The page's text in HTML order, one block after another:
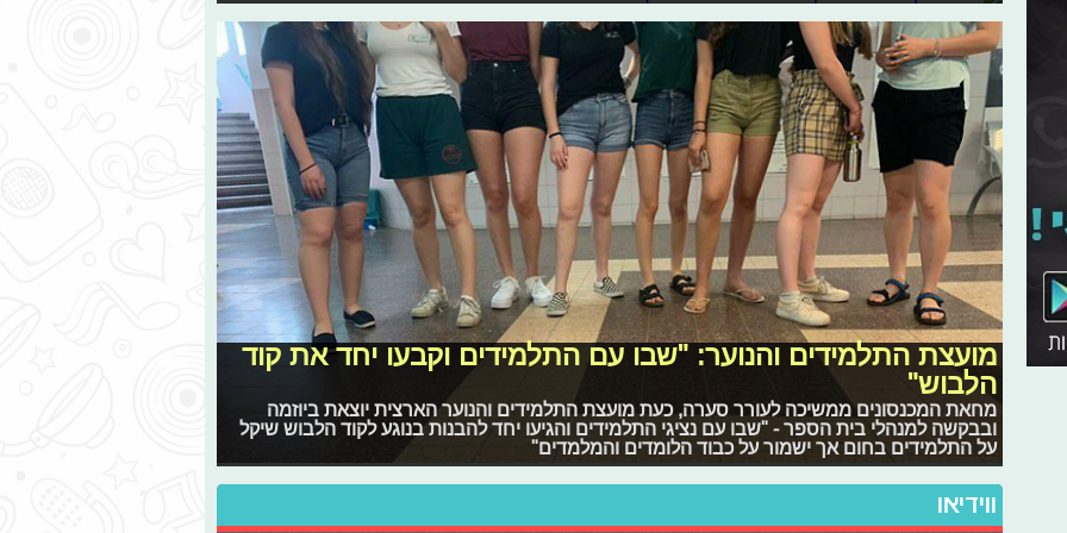
מועצת התלמידים והנוער: "שבו עם התלמידים וקבעו יחד את קוד
הלבוש"
מחאת המכנסונים ממשיכה לעורר סערה, כעת מועצת התלמידים והנוער הארצית יוצאת ביוזמה
ובבקשה למנהלי בית הספר - "שבו עם נציגי התלמידים והגיעו יחד להבנות בנוגע לקוד הלבוש שיקל
על התלמידים בחום אך ישמור על כבוד הלומדים והמלמדים"
ווידיאו